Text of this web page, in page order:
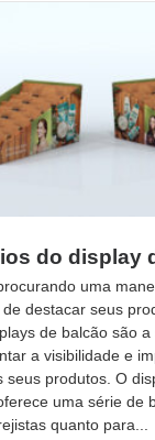
do display
uma
destacar seus
de balcão são
a visibilidade e
seus produtos. O
uma série de
quanto para...